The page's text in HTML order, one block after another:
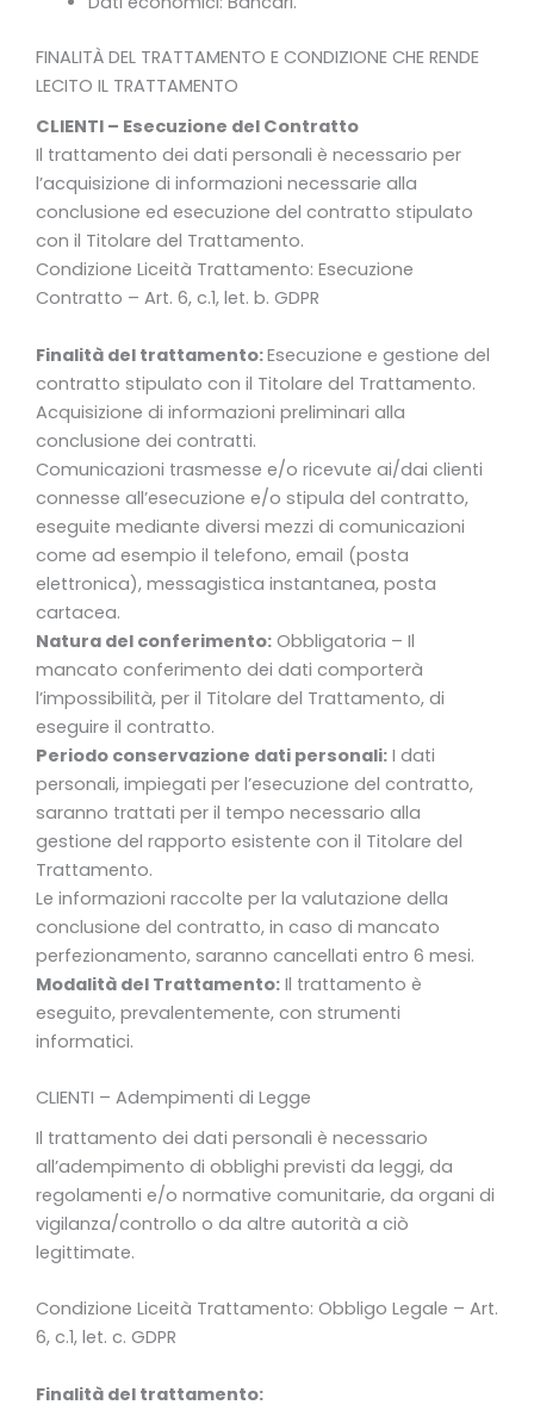
FINALITÀ DEL TRATTAMENTO E CONDIZIONE CHE RENDE
LECITO IL TRATTAMENTO
CLIENTI – Esecuzione del Contratto
Il trattamento dei dati personali è necessario per
l’acquisizione di informazioni necessarie alla
conclusione ed esecuzione del contratto stipulato
con il Titolare del Trattamento.
Condizione Liceità Trattamento: Esecuzione
Contratto – Art. 6, c.1, let. b. GDPR
Finalità del trattamento:Esecuzione e gestione del
contratto stipulato con il Titolare del Trattamento.
Acquisizione di informazioni preliminari alla
conclusione dei contratti.
Comunicazioni trasmesse e/o ricevute ai/dai clienti
connesse all’esecuzione e/o stipula del contratto,
eseguite mediante diversi mezzi di comunicazioni
come ad esempio il telefono, email (posta
elettronica), messagistica instantanea, posta
cartacea.
Natura del conferimento: Obbligatoria – Il
mancato conferimento dei dati comporterà
l’impossibilità, per il Titolare del Trattamento, di
eseguire il contratto.
Periodo conservazione dati personali: I dati
personali, impiegati per l’esecuzione del contratto,
saranno trattati per il tempo necessario alla
gestione del rapporto esistente con il Titolare del
Trattamento.
Le informazioni raccolte per la valutazione della
conclusione del contratto, in caso di mancato
perfezionamento, saranno cancellati entro 6 mesi.
Modalità del Trattamento: Il trattamento è
eseguito, prevalentemente, con strumenti
informatici.
CLIENTI – Adempimenti di Legge
Il trattamento dei dati personali è necessario
all’adempimento di obblighi previsti da leggi, da
regolamenti e/o normative comunitarie, da organi di
vigilanza/controllo o da altre autorità a ciò
legittimate.
Condizione Liceità Trattamento: Obbligo Legale – Art.
6, c.1, let. c. GDPR
Finalità del trattamento: